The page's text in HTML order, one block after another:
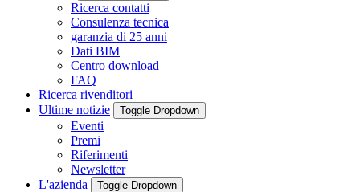
Ricerca contatti
Consulenza tecnica
garanzia di 25 anni
Dati BIM
Centro download
FAQ
Ricerca rivenditori
Ultime notizie
Toggle Dropdown
Eventi
Premi
Riferimenti
Newsletter
L'azienda
Toggle Dropdown